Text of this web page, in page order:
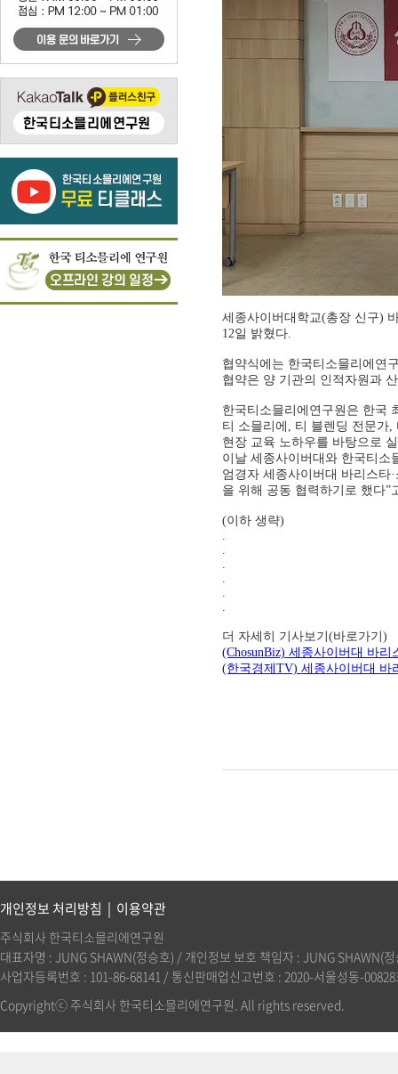
세종사이버대학교(총장 신구)
12일 밝혔다.
협약식에는 한국티소믈리에연
협약은 양 기관의 인적자원과
한국티소믈리에연구원은 한국
티 소믈리에, 티 블렌딩 전문가
현장 교육 노하우를 바탕으로
이날 세종사이버대와 한국티소
엄경자 세종사이버대 바리스타
을 위해 공동 협력하기로 했다”
(이하 생략)
.
.
.
.
.
.
더 자세히 기사보기(바로가기)
(ChosunBiz) 세종사이버대 바
(한국경제TV) 세종사이버대 바
개인정보 처리방침 | 이용약관
주식회사 한국티소믈리에연구원
대표자명 : JUNG SHAWN(정승호) / 개인정보 보호 책임자 : JUNG
사업자등록번호 : 101-86-68141 / 통신판매업신고번호 : 2020-서울성동-
Copyrightⓒ 주식회사 한국티소믈리에연구원. All rights reserved.